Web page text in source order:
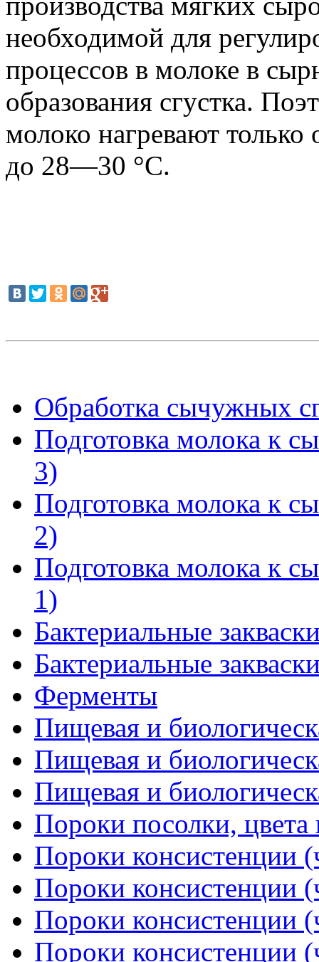
необходимой для
процессов в молоке в
образования сгустка.
молоко нагревают только
до 28—30 °С.
Обработка сычужных
Подготовка молока к
3)
Подготовка молока к
2)
Подготовка молока к
1)
Бактериальные
Бактериальные
Ферменты
Пищевая и
Пищевая и
Пищевая и
Пороки посолки, цвета
Пороки консистенции
Пороки консистенции
Пороки консистенции
Пороки консистенции